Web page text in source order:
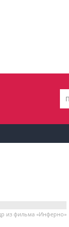
из фильма «Инферно»